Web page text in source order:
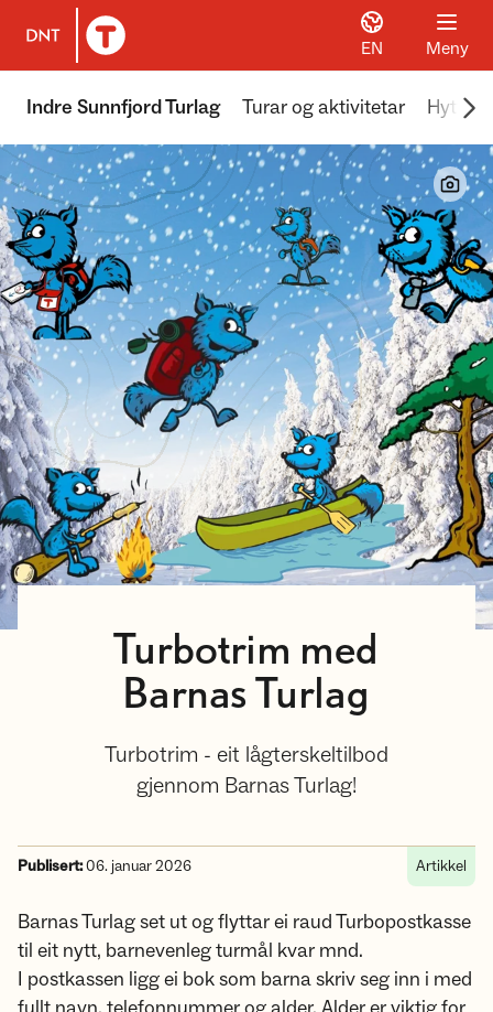
Til DNT.no forside
EN Meny
Indre Sunnfjord Turlag Turar og aktivitetar
Turbotrim med
Barnas Turlag
Turbotrim - eit lågterskeltilbod
gjennom Barnas Turlag!
Publisert:06. januar 2026 Artikkel
Barnas Turlag set ut og flyttar ei raud Turbopostkasse
til eit nytt, barnevenleg turmål kvar mnd.
I postkassen ligg ei bok som barna skriv seg inn i med